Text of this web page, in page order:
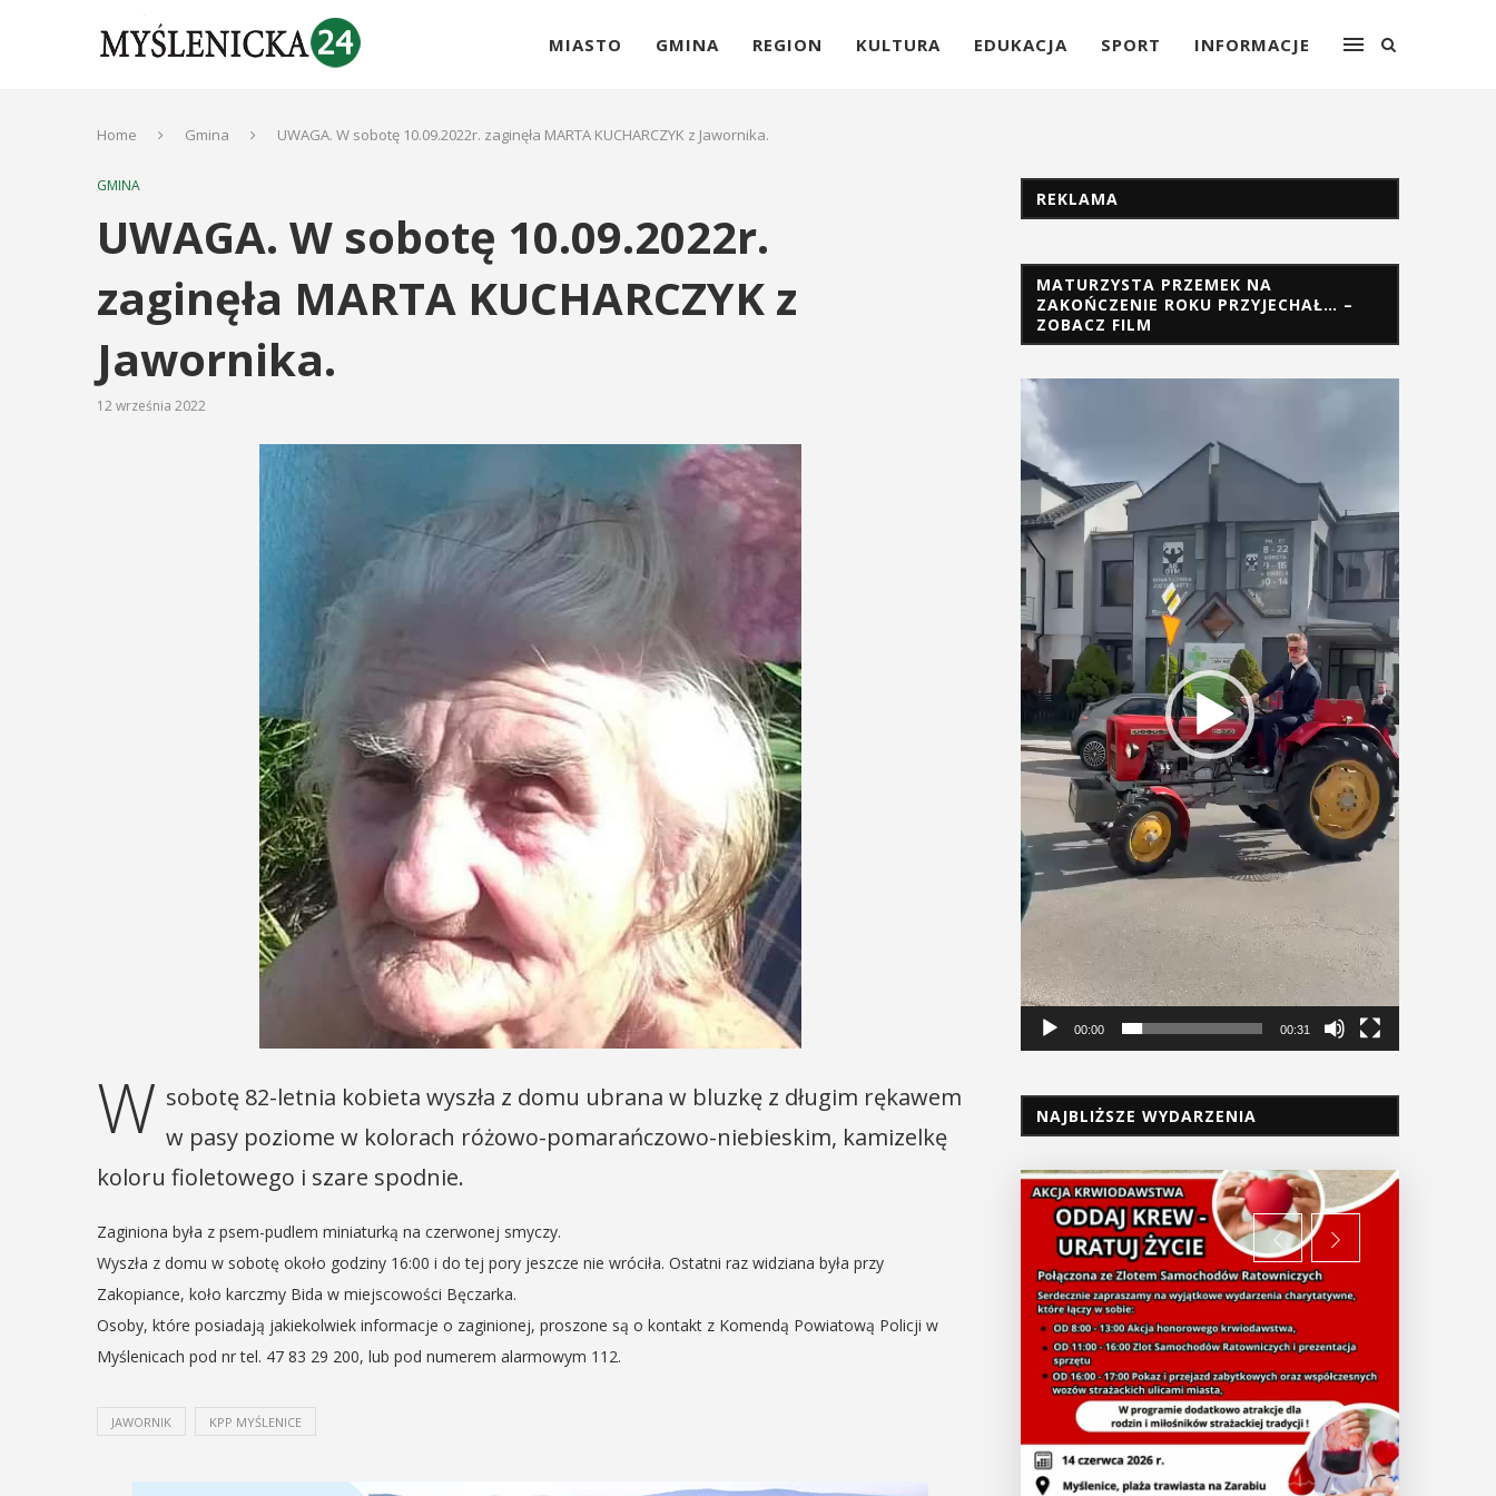
MIASTO GMINA REGION KULTURA EDUKACJA SPORT INFORMACJE
Home Gmina UWAGA. W sobotę 10.09.2022r. zaginęła MARTA KUCHARCZYK z Jawornika.
GMINA
UWAGA. W sobotę 10.09.2022r.
zaginęła MARTA KUCHARCZYK z
Jawornika.
12 września 2022
W sobotę 82-letnia kobieta wyszła z domu ubrana w bluzkę z długim rękawem
w pasy poziome w kolorach różowo-pomarańczowo-niebieskim, kamizelkę
koloru fioletowego i szare spodnie.
Zaginiona była z psem-pudlem miniaturką na czerwonej smyczy.
Wyszła z domu w sobotę około godziny 16:00 i do tej pory jeszcze nie wróciła. Ostatni raz widziana była przy
Zakopiance, koło karczmy Bida w miejscowości Bęczarka.
Osoby, które posiadają jakiekolwiek informacje o zaginionej, proszone są o kontakt z Komendą Powiatową Policji w
Myślenicach pod nr tel. 47 83 29 200, lub pod numerem alarmowym 112.
JAWORNIK KPP MYŚLENICE
REKLAMA
MATURZYSTA PRZEMEK NA
ZAKOŃCZENIE ROKU PRZYJECHAŁ… –
ZOBACZ FILM
Odtwarzacz
video
00:00 00:31
NAJBLIŻSZE WYDARZENIA